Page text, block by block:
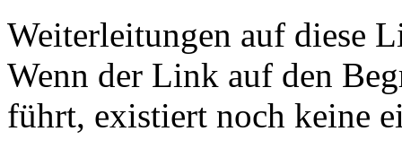
Weiterleitungen auf diese
Wenn der Link auf den
führt, existiert noch keine